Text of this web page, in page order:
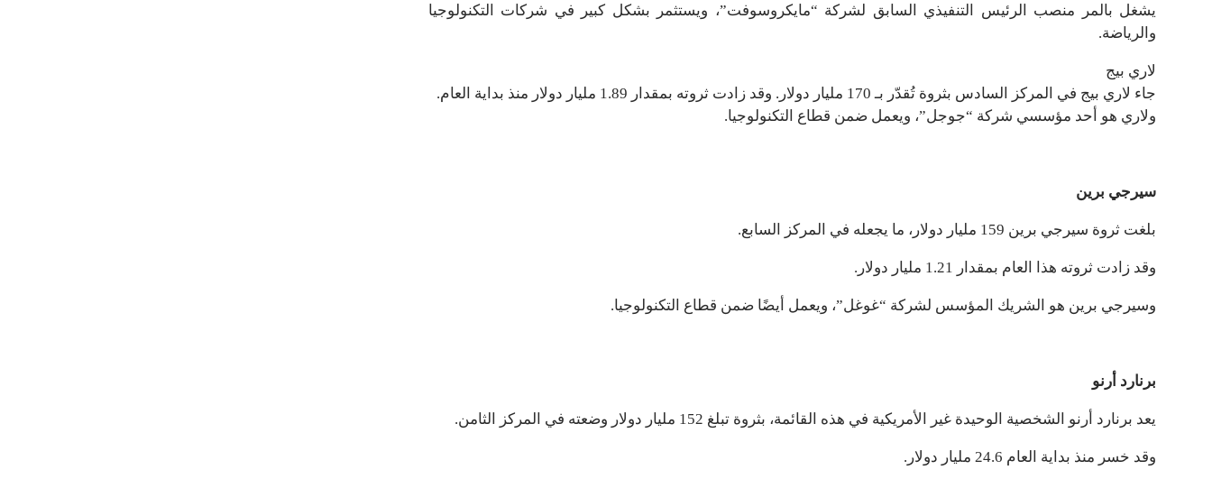
يشغل بالمر منصب الرئيس التنفيذي السابق لشركة “مايكروسوفت”، ويستثمر بشكل كبير في شركات التكنولوجيا
والرياضة.
لاري بيج
جاء لاري بيج في المركز السادس بثروة تُقدّر بـ 170 مليار دولار. وقد زادت ثروته بمقدار 1.89 مليار دولار منذ بداية العام.
ولاري هو أحد مؤسسي شركة “جوجل”، ويعمل ضمن قطاع التكنولوجيا.
سيرجي برين
بلغت ثروة سيرجي برين 159 مليار دولار، ما يجعله في المركز السابع.
وقد زادت ثروته هذا العام بمقدار 1.21 مليار دولار.
وسيرجي برين هو الشريك المؤسس لشركة “غوغل”، ويعمل أيضًا ضمن قطاع التكنولوجيا.
برنارد أرنو
يعد برنارد أرنو الشخصية الوحيدة غير الأمريكية في هذه القائمة، بثروة تبلغ 152 مليار دولار وضعته في المركز الثامن.
وقد خسر منذ بداية العام 24.6 مليار دولار.